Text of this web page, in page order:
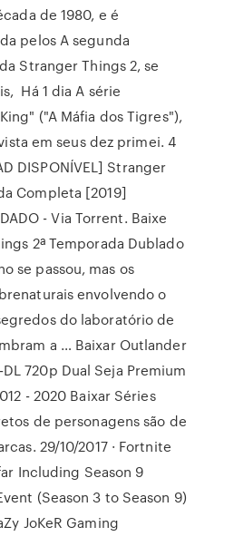
de 1980, e é
pelos A segunda
Stranger Things 2, se
Há 1 dia A série
("A Máfia dos Tigres"),
em seus dez primei. 4
DISPONÍVEL] Stranger
Completa [2019]
- Via Torrent. Baixe
2ª Temporada Dublado
se passou, mas os
envolvendo o
do laboratório de
a … Baixar Outlander
720p Dual Seja Premium
- 2020 Baixar Séries
de personagens são de
29/10/2017 · Fortnite
Including Season 9
(Season 3 to Season 9)
JoKeR Gaming